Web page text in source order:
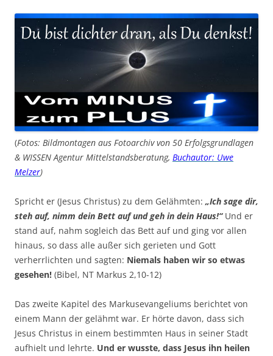
(Fotos: Bildmontagen aus Fotoarchiv von 50 Erfolgsgrundlagen
& WISSEN Agentur Mittelstandsberatung, Buchautor: Uwe
Melzer)
Spricht er (Jesus Christus) zu dem Gelähmten: „Ich sage dir,
steh auf, nimm dein Bett auf und geh in dein Haus!“Und er
stand auf, nahm sogleich das Bett auf und ging vor allen
hinaus, so dass alle außer sich gerieten und Gott
verherrlichten und sagten: Niemals haben wir so etwas
gesehen! (Bibel, NT Markus 2,10-12)
Das zweite Kapitel des Markusevangeliums berichtet von
einem Mann der gelähmt war. Er hörte davon, dass sich
Jesus Christus in einem bestimmten Haus in seiner Stadt
aufhielt und lehrte. Und er wusste, dass Jesus ihn heilen